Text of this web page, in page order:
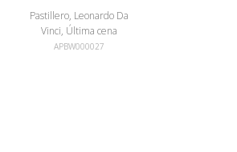
Pastillero, Leonardo Da
Vinci, Última cena
APBW000027